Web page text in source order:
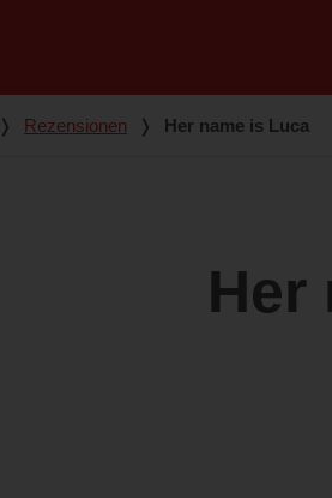
❭ Rezensionen ❭ Her name is Luca
Her